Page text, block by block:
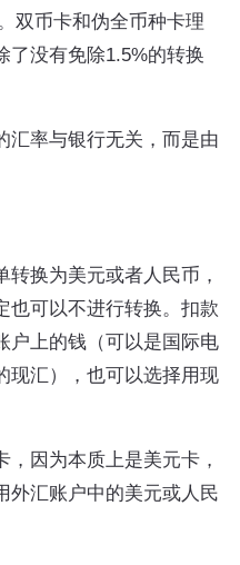
双币卡和伪全币种卡理
了没有免除1.5%的转换
汇率与银行无关，而是由
换为美元或者人民币，
也可以不进行转换。扣款
户上的钱（可以是国际电
现汇），也可以选择用现
因为本质上是美元卡，
外汇账户中的美元或人民